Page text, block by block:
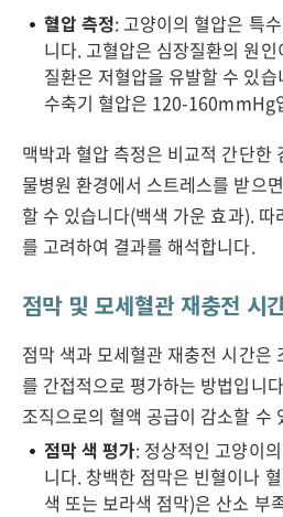
혈압 측정: 고양이의 혈압은 특
니다. 고혈압은 심장질환의 원
질환은 저혈압을 유발할 수 있
수축기 혈압은 120-160mmHg
맥박과 혈압 측정은 비교적 간단한
물병원 환경에서 스트레스를 받으
할 수 있습니다(백색 가운 효과).
를 고려하여 결과를 해석합니다.
점막 및 모세혈관 재충전 시
점막 색과 모세혈관 재충전 시간은
를 간접적으로 평가하는 방법입니
조직으로의 혈액 공급이 감소할 수
점막 색 평가: 정상적인 고양이
니다. 창백한 점막은 빈혈이나
색 또는 보라색 점막)은 산소 부